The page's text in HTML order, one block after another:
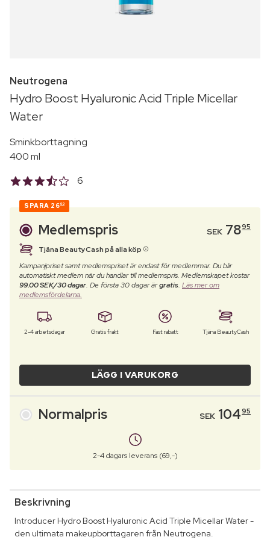
Neutrogena
Hydro Boost Hyaluronic Acid Triple Micellar
Water
Sminkborttagning
400 ml
6
SPARA 2600
Medlemspris SEK 7895
Tjäna BeautyCash på alla köp
Kampanjpriset samt medlemspriset är endast för medlemmar. Du blir
automatiskt medlem när du handlar till medlemspris. Medlemskapet kostar
99.00 SEK/30 dagar. De första 30 dagar ärgratis. Läs mer om
medlemsfördelarna.
2-4 arbetsdagar Gratis frakt Fast rabatt Tjäna BeautyCash
LÄGG I VARUKORG
Normalpris SEK 10495
2-4 dagars leverans (69,-)
Beskrivning
Introducer Hydro Boost Hyaluronic Acid Triple Micellar Water -
den ultimata makeupborttagaren från Neutrogena.